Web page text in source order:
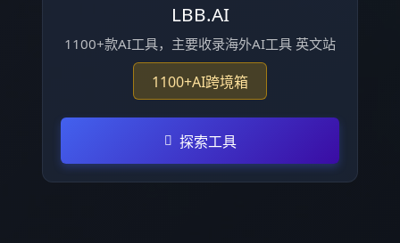
LBB.AI
1100+款AI工具，主要收录海外AI工具 英文站
1100+AI跨境箱
探索工具